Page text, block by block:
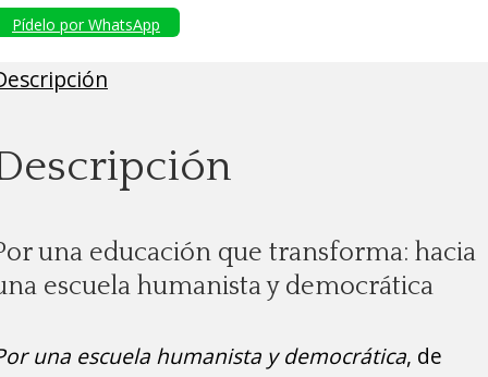
Pídelo por WhatsApp
una educación que transforma: hacia
escuela humanista y democrática
una escuela humanista y democrática, de